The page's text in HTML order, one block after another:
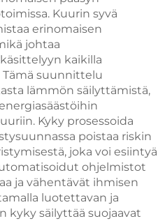
Kuurin syvä
erinomaisen
johtaa
kaikilla
Tämä suunnittelu
lämmön säilyttämistä,
Kyky prosessoida
poistaa riskin
joka voi esiintyä
ohjelmistot
ja vähentävät ihmisen
luotettavan ja
kyky säilyttää suojaavat